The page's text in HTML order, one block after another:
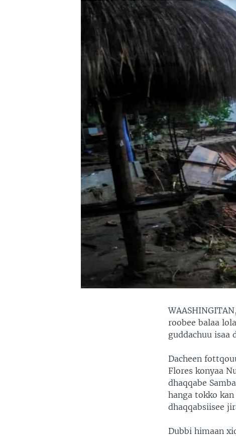
roobee balaa
guddachuu isaa
Dacheen
Flores konyaa
dhaqqabe
hanga tokko
dhaqqabsiisee
Dubbi himaan